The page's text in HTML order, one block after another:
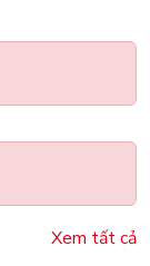
Xem tất cả